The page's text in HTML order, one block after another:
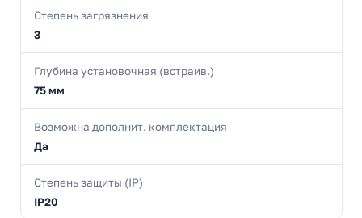
Степень загрязнения
3
Глубина установочная (встраив.)
75 мм
Возможна дополнит. комплектация
Да
Степень защиты (IP)
IP20